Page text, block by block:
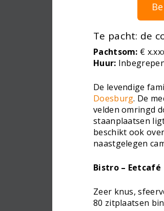
Te pacht: de
Pachtsom: €
Huur:
De levendige
Doesburg. De
velden omringd
staanplaatsen
beschikt ook
naastgelegen
Bistro – Eetcafé
Zeer knus,
80 zitplaatsen